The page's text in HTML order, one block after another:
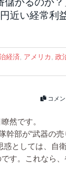
近い経常利
経済 アメリカ 政
コメン
然です。
幹部が“武器の
惑としては、自
す。これなら